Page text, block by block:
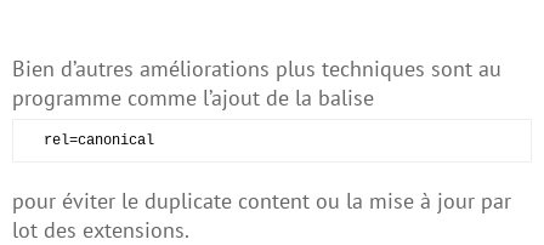
Bien d’autres améliorations plus techniques sont au
programme comme l’ajout de la balise
rel=canonical
pour éviter le duplicate content ou la mise à jour par
lot des extensions.